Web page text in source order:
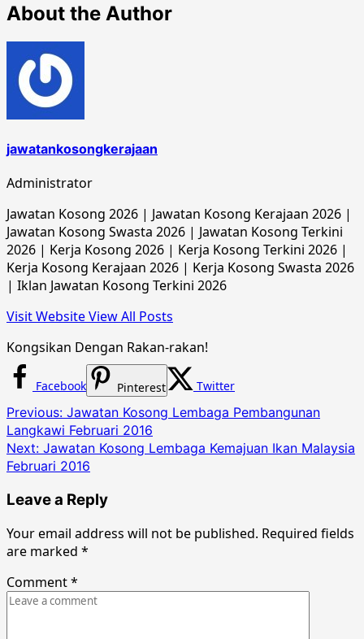
About the Author
jawatankosongkerajaan
Administrator
Jawatan Kosong 2026 | Jawatan Kosong Kerajaan 2026 |
Jawatan Kosong Swasta 2026 | Jawatan Kosong Terkini
2026 | Kerja Kosong 2026 | Kerja Kosong Terkini 2026 |
Kerja Kosong Kerajaan 2026 | Kerja Kosong Swasta 2026
| Iklan Jawatan Kosong Terkini 2026
Visit WebsiteView All Posts
Kongsikan Dengan Rakan-rakan!
Facebook Pinterest Twitter
Post
navigation
Previous: Jawatan Kosong Lembaga Pembangunan
Langkawi Februari 2016
Next: Jawatan Kosong Lembaga Kemajuan Ikan Malaysia
Februari 2016
Leave a Reply
Your email address will not be published. Required fields
are marked *
Comment*